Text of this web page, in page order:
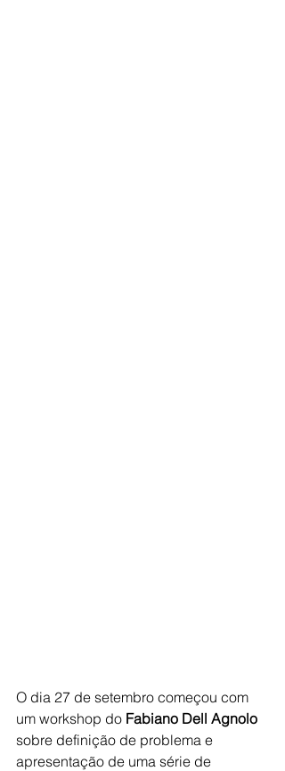
O dia 27 de setembro começou com
um workshop do Fabiano Dell Agnolo
sobre definição de problema e
apresentação de uma série de